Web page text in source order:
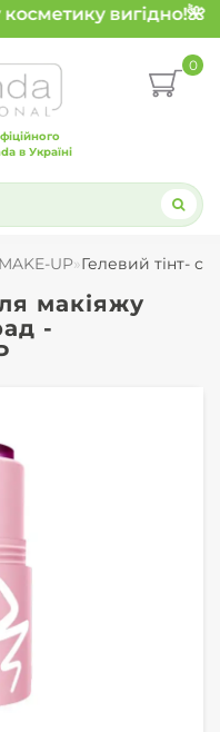
вигідно!🌺
в Україні
0
UP Гелевий тінт-
макіяжу
-